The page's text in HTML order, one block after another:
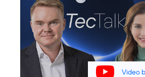
Video